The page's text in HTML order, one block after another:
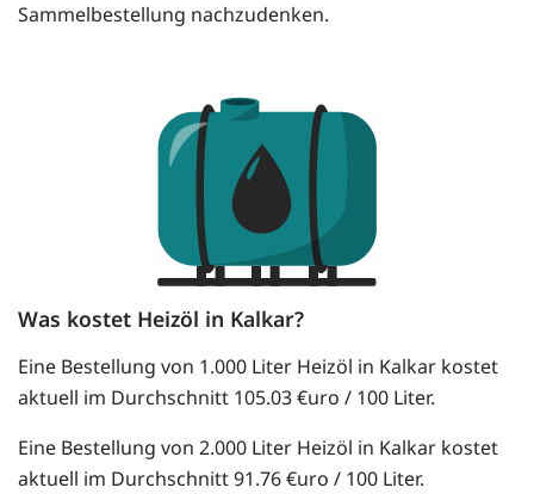
Sammelbestellung nachzudenken.
Was kostet Heizöl in Kalkar?
Eine Bestellung von 1.000 Liter Heizöl in Kalkar kostet
aktuell im Durchschnitt 105.03 €uro / 100 Liter.
Eine Bestellung von 2.000 Liter Heizöl in Kalkar kostet
aktuell im Durchschnitt 91.76 €uro / 100 Liter.